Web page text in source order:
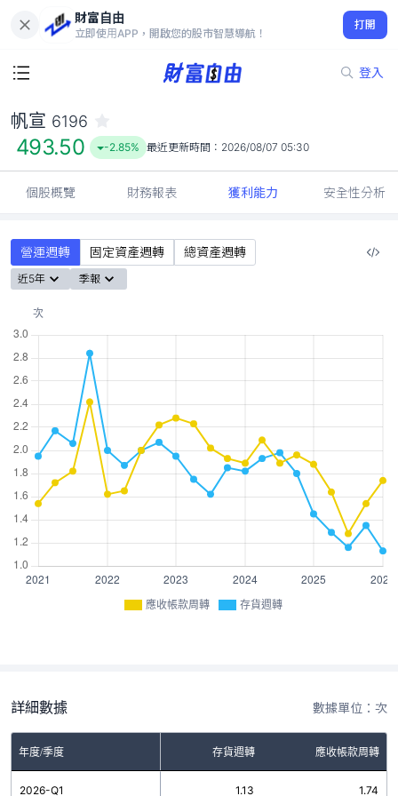
財富自由
立即使用APP，開啟您的股市智慧導航！
打開
登入
493.50
-2.85%
帆宣 6196
493.50 -2.85% 最近更新時間： 2026/08/07 05:30
個股概覽 財務報表 獲利能力 安全性分析
營運週轉 固定資產週轉 總資產週轉
近5年 季報
應收帳款周轉 存貨週轉
詳細數據 數據單位：次
年度/季度 存貨週轉 應收帳款周轉
2026-Q1 1.13 1.74